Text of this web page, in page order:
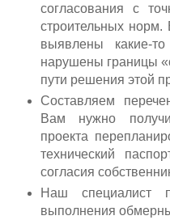
согласования с
строительных норм.
выявлены какие-
нарушены границы
пути решения этой
Составляем
Вам нужно
проекта
технический
согласия
Наш специалист
выполнения